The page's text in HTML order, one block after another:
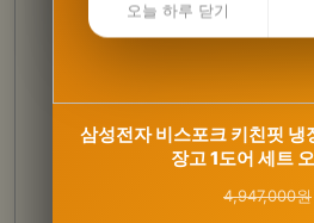
오늘 하루 닫기
[슈퍼적립/6개월분] 비타민마
친 MBP 1200
120,000원
삼성전자 비스포크 키친핏 냉
장고 1도어 세트
4,947,000원